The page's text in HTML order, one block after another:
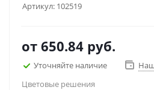
Артикул: 102519
от 650.84 руб.
Уточняйте наличие
Цветовые решения